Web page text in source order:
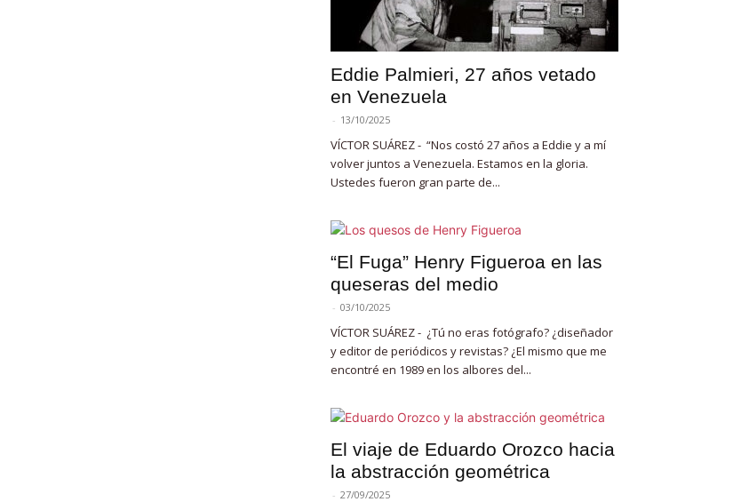
Eddie Palmieri, 27 años vetado
en Venezuela
- 13/10/2025
VÍCTOR SUÁREZ - “Nos costó 27 años a Eddie y a mí
volver juntos a Venezuela. Estamos en la gloria.
Ustedes fueron gran parte de...
“El Fuga” Henry Figueroa en las
queseras del medio
- 03/10/2025
VÍCTOR SUÁREZ - ¿Tú no eras fotógrafo? ¿diseñador
y editor de periódicos y revistas? ¿El mismo que me
encontré en 1989 en los albores del...
El viaje de Eduardo Orozco hacia
la abstracción geométrica
- 27/09/2025